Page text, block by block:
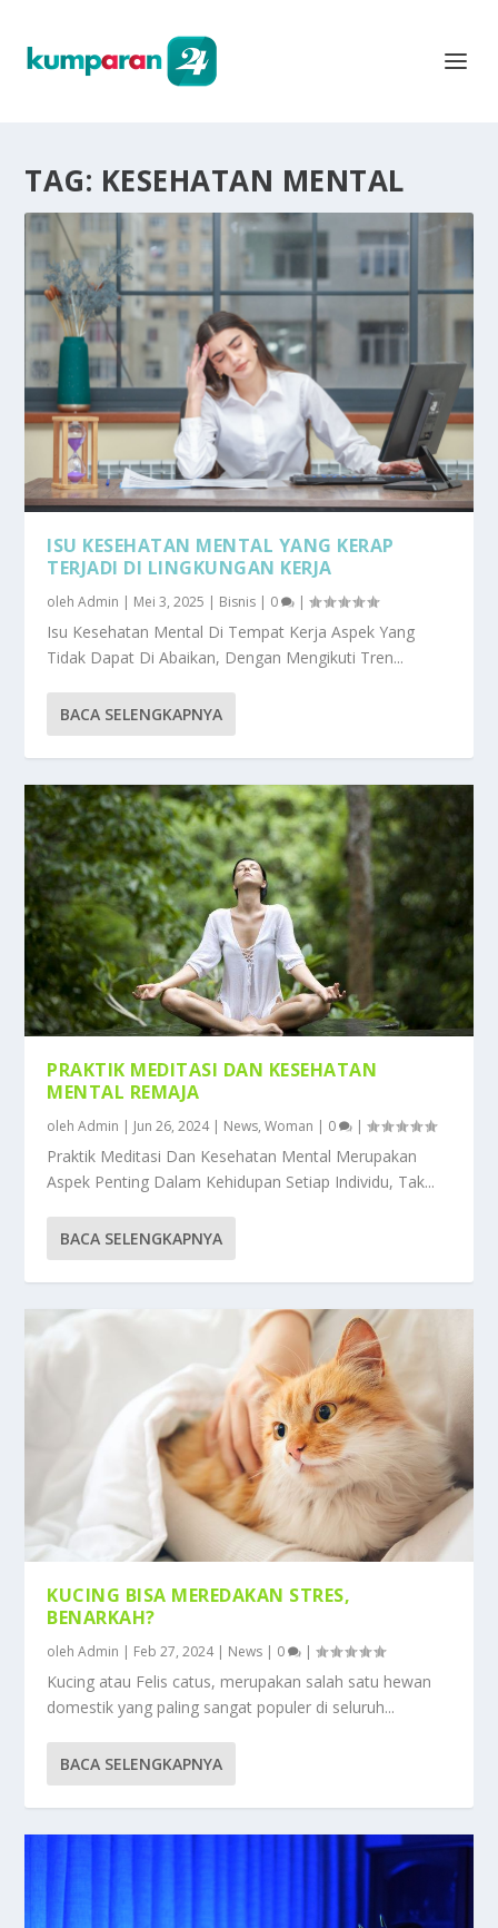
TAG: KESEHATAN MENTAL
ISU KESEHATAN MENTAL YANG KERAP
TERJADI DI LINGKUNGAN KERJA
olehAdmin | Mei 3, 2025 | Bisnis | 0 |
Isu Kesehatan Mental Di Tempat Kerja Aspek Yang
Tidak Dapat Di Abaikan, Dengan Mengikuti Tren...
BACA SELENGKAPNYA
PRAKTIK MEDITASI DAN KESEHATAN
MENTAL REMAJA
olehAdmin | Jun 26, 2024| News,Woman | 0 |
Praktik Meditasi Dan Kesehatan Mental Merupakan
Aspek Penting Dalam Kehidupan Setiap Individu, Tak...
BACA SELENGKAPNYA
KUCING BISA MEREDAKAN STRES,
BENARKAH?
olehAdmin | Feb 27, 2024| News | 0 |
Kucing atau Felis catus, merupakan salah satu hewan
domestik yang paling sangat populer di seluruh...
BACA SELENGKAPNYA